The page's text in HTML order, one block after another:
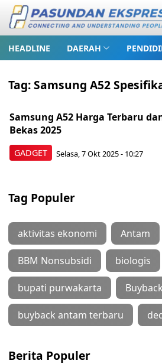
HEADLINE DAERAH
Tag:Samsung A52
GADGET
Samsung A52 Harga Terbaru
Bekas 2025
Selasa, 7 Okt 2025 - 10:27
Tag Populer
aktivitas ekonomi Antam
BBM Nonsubsidi biologis
bupati purwakarta Buyback
buyback antam terbaru
Berita Populer